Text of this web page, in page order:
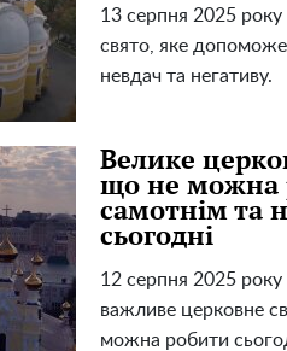
13 серпня 2025 року
свято, яке допоможе
невдач та негативу.
Велике
що не можна
самотнім та
сьогодні
12 серпня 2025 року
важливе церковне
можна робити